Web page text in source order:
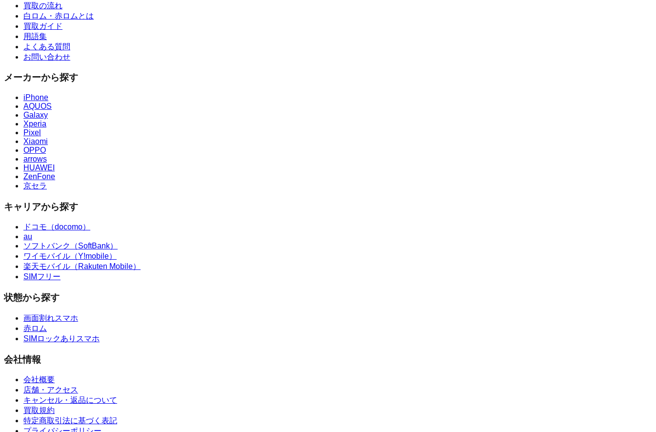
買取の流れ
白ロム・赤ロムとは
買取ガイド
用語集
よくある質問
お問い合わせ
メーカーから探す
iPhone
AQUOS
Galaxy
Xperia
Pixel
Xiaomi
OPPO
arrows
HUAWEI
ZenFone
京セラ
キャリアから探す
ドコモ（docomo）
au
ソフトバンク（SoftBank）
ワイモバイル（Y!mobile）
楽天モバイル（Rakuten Mobile）
SIMフリー
状態から探す
画面割れスマホ
赤ロム
SIMロックありスマホ
会社情報
会社概要
店舗・アクセス
キャンセル・返品について
買取規約
特定商取引法に基づく表記